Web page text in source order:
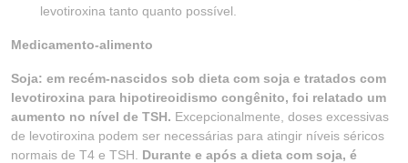
levotiroxina tanto quanto possível.
Medicamento-alimento
Soja: em recém-nascidos sob dieta com soja e tratados com
levotiroxina para hipotireoidismo congênito, foi relatado um
aumento no nível de TSH. Excepcionalmente, doses excessivas
de levotiroxina podem ser necessárias para atingir níveis séricos
normais de T4 e TSH. Durante e após a dieta com soja, é